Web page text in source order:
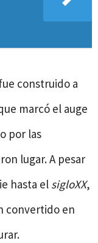
construido a
marcó el auge
por las
lugar. A pesar
hasta el sigloXX,
convertido en